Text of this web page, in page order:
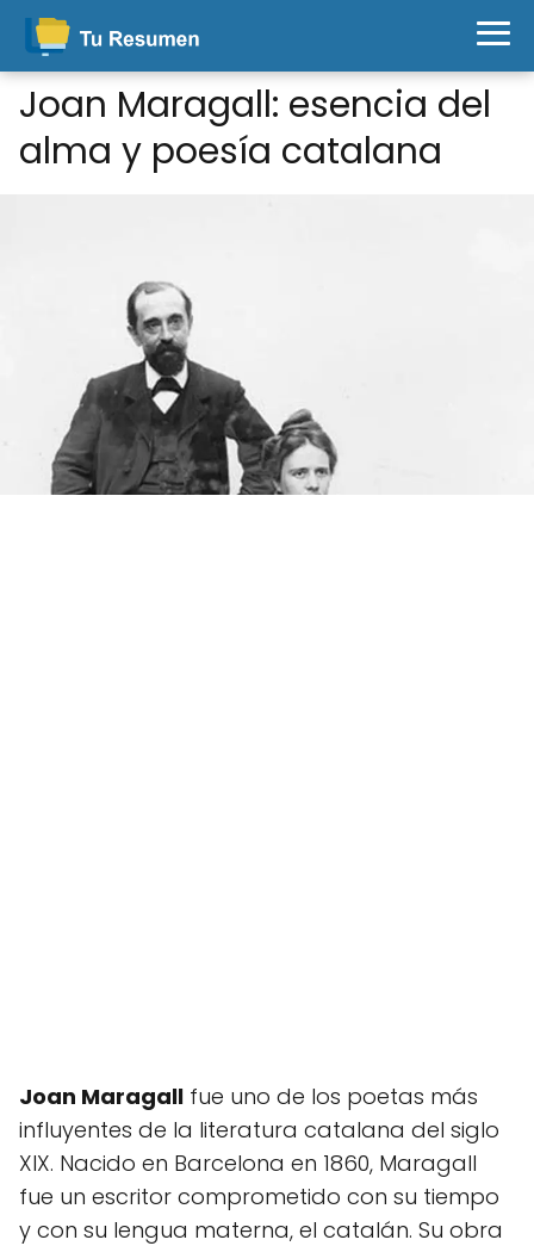
Joan Maragall: esencia del
alma y poesía catalana
Joan Maragall fue uno de los poetas más
influyentes de la literatura catalana del siglo
XIX. Nacido en Barcelona en 1860, Maragall
fue un escritor comprometido con su tiempo
y con su lengua materna, el catalán. Su obra